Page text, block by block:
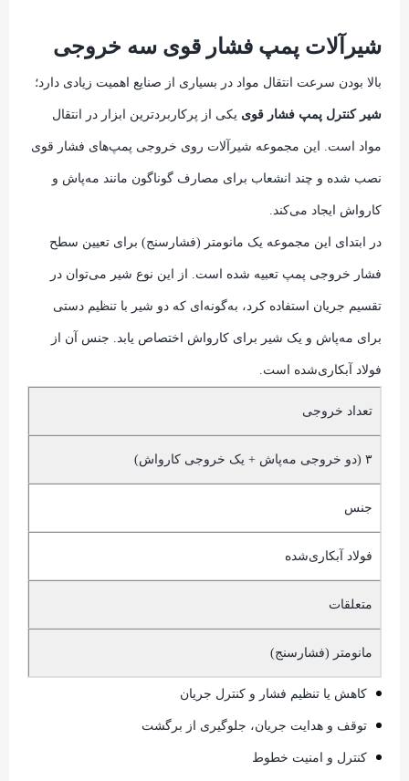
شیرآلات پمپ فشار قوی سه خروجی
بالا بودن سرعت انتقال مواد در بسیاری از صنایع اهمیت زیادی دارد؛
شیر کنترل پمپ فشار قوی یکی از پرکاربردترین ابزار در انتقال
مواد است. این مجموعه شیرآلات روی خروجی پمپ‌های فشار قوی
نصب شده و چند انشعاب برای مصارف گوناگون مانند مه‌پاش و
کارواش ایجاد می‌کند.
در ابتدای این مجموعه یک مانومتر (فشارسنج) برای تعیین سطح
فشار خروجی پمپ تعبیه شده است. از این نوع شیر می‌توان در
تقسیم جریان استفاده کرد، به‌گونه‌ای که دو شیر با تنظیم دستی
برای مه‌پاش و یک شیر برای کارواش اختصاص یابد. جنس آن از
فولاد آبکاری‌شده است.
تعداد خروجی
۳ (دو خروجی مه‌پاش + یک خروجی کارواش)
جنس
فولاد آبکاری‌شده
متعلقات
مانومتر (فشارسنج)
کاهش یا تنظیم فشار و کنترل جریان
توقف و هدایت جریان، جلوگیری از برگشت
کنترل و امنیت خطوط